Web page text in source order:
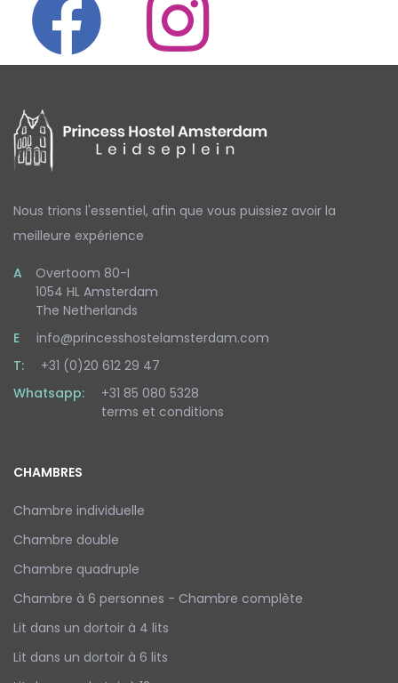
Nous trions l'essentiel, afin que vous puissiez avoir la
meilleure expérience
A
Overtoom 80-I
1054 HL Amsterdam
The Netherlands
E
info@princesshostelamsterdam.com
T:
+31 (0)20 612 29 47
Whatsapp:
+31 85 080 5328
terms et conditions
CHAMBRES
Chambre individuelle
Chambre double
Chambre quadruple
Chambre à 6 personnes - Chambre complète
Lit dans un dortoir à 4 lits
Lit dans un dortoir à 6 lits